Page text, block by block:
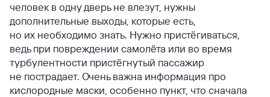
человек в одну дверь не влезут, нужны
дополнительные выходы, которые есть,
но их необходимо знать. Нужно пристёгиваться,
ведь при повреждении самолёта или во время
турбулентности пристёгнутый пассажир
не пострадает. Очень важна информация про
кислородные маски, особенно пункт, что сначала